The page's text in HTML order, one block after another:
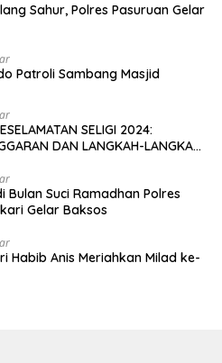
Sahur, Polres Pasuruan Gelar
Patroli Sambang Masjid
SELIGI 2024:
DAN LANGKAH-LANGKAH
Suci Ramadhan Polres
Gelar Baksos
Habib Anis Meriahkan Milad ke-